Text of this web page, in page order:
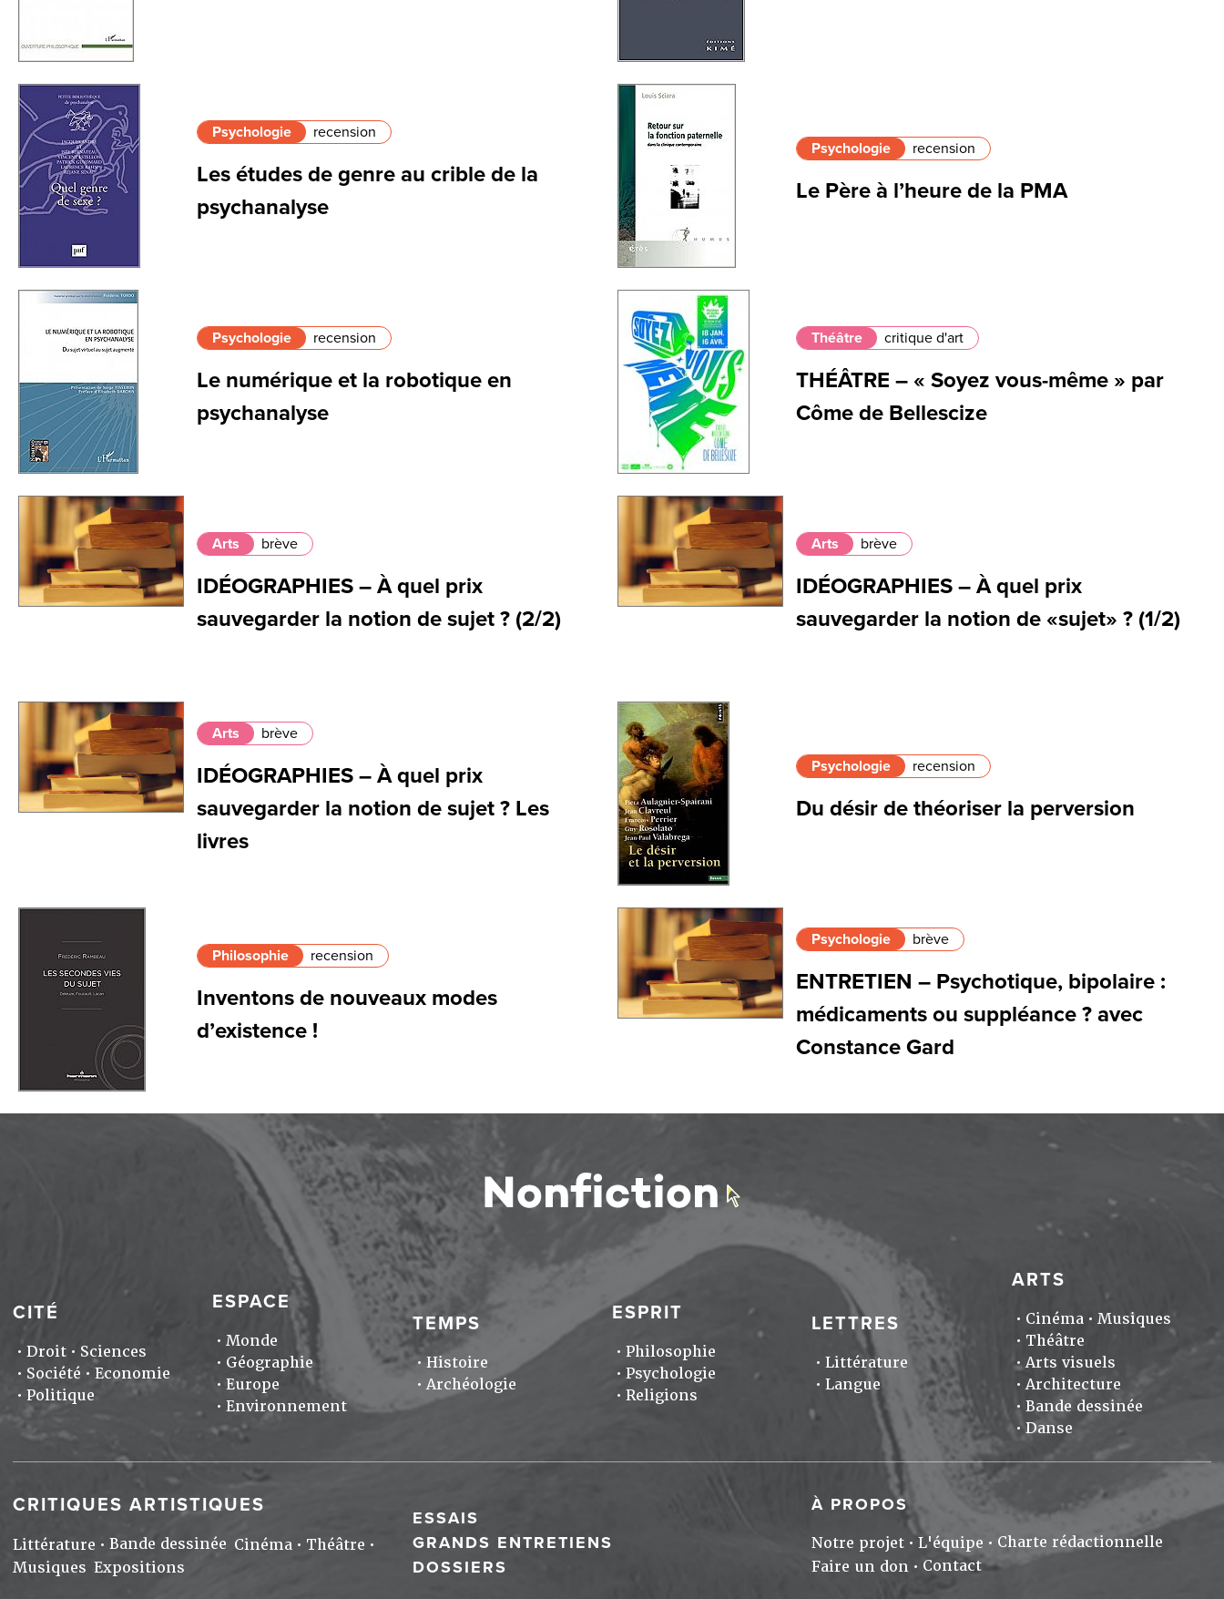
Psychologie recension
Les études de genre au crible de la
psychanalyse
Psychologie recension
Le Père à l’heure de la PMA
Psychologie recension
Le numérique et la robotique en
psychanalyse
Théâtre critique d'art
THÉÂTRE – « Soyez vous-même » par
Côme de Bellescize
Arts brève
IDÉOGRAPHIES – À quel prix
sauvegarder la notion de sujet ? (2/2)
Arts brève
IDÉOGRAPHIES – À quel prix
sauvegarder la notion de «sujet» ? (1/2)
Arts brève
IDÉOGRAPHIES – À quel prix
sauvegarder la notion de sujet ? Les
livres
Psychologie recension
Du désir de théoriser la perversion
Philosophie recension
Inventons de nouveaux modes
d’existence !
Psychologie brève
ENTRETIEN – Psychotique, bipolaire :
médicaments ou suppléance ? avec
Constance Gard
CITÉ
Droit
Sciences
Société
Economie
Politique
ESPACE
Monde
Géographie
Europe
Environnement
TEMPS
Histoire
Archéologie
ESPRIT
Philosophie
Psychologie
Religions
LETTRES
Littérature
Langue
ARTS
Cinéma
Musiques
Théâtre
Arts visuels
Architecture
Bande dessinée
Danse
CRITIQUES ARTISTIQUES
Littérature Bande dessinée Cinéma
Théâtre
Musiques Expositions
ESSAIS
GRANDS ENTRETIENS
DOSSIERS
À PROPOS
Notre projet L'équipe
Charte rédactionnelle
Faire un don
Contact